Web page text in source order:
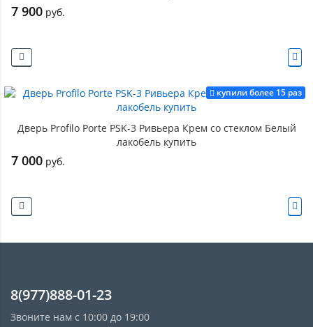
7 900 руб.
купили более 15 раз
Дверь Profilo Porte PSK-3 Ривьера Крем со стеклом Белый
лакобель купить
7 000 руб.
8(977)888-01-23
Звоните нам с 10:00 до 19:00